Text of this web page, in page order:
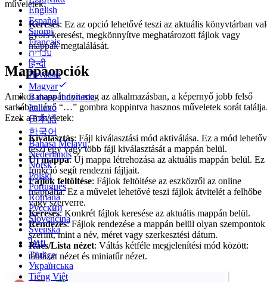
English
Español
Suomi
Français
עברית
हिन्दी
Hrvatski
Magyar
Bahasa Indonesia
Italiano
日本語
한국어
Bahasa Melayu
Nederlands
Norsk
Polski
Português
Română
Русский
Slovenčina
Svenska
ไทย
Türkçe
Українська
Tiếng Việt
műveletek:
Keresés: Ez az opció lehetővé teszi az aktuális könyvtárban
gyors keresést, megkönnyítve meghatározott fájlok vagy
mappák megtalálását.
Mappaopciók
Amikor mappát nyit meg az alkalmazásban, a képernyő jobb felső
sarkában lévő “…” gombra koppintva hasznos műveletek sorát
Ezek a műveletek:
Kiválasztás: Fájl kiválasztási mód aktiválása. Ez a mód
teszi egy vagy több fájl kiválasztását a mappán belül.
Új mappa: Új mappa létrehozása az aktuális mappán belül. Ez
funkció segít rendezni fájljait.
Fájlok feltöltése: Fájlok feltöltése az eszközről az online
mappába. Ez a művelet lehetővé teszi fájlok átvitelét a felhőbe
vagy szerverre.
Keresés: Konkrét fájlok keresése az aktuális mappán belül.
Rendezés: Fájlok rendezése a mappán belül olyan szempontok
szerint, mint a név, méret vagy szerkesztési dátum.
Rács/Lista nézet: Váltás kétféle megjelenítési mód között:
táblázat nézet és miniatűr nézet.